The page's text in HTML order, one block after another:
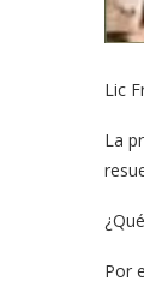
Lic
La
‍Por